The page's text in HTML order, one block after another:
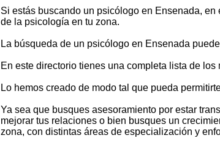
Si estás buscando un psicólogo en Ensenada,
de la psicología en tu zona.
La búsqueda de un psicólogo en Ensenada
En este directorio tienes una completa lista de
Lo hemos creado de modo tal que pueda
Ya sea que busques asesoramiento por estar
mejorar tus relaciones o bien busques un
zona, con distintas áreas de especialización y